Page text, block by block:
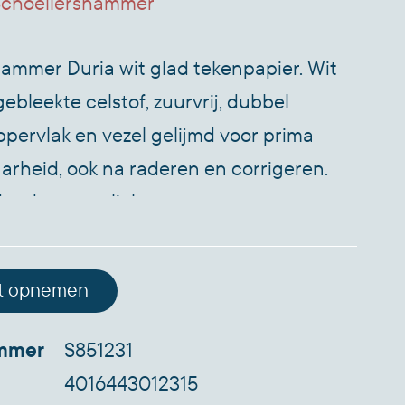
Duria wit glad tekenpapier. Wit
celstof, zuurvrij, dubbel
en vezel gelijmd voor prima
ook na raderen en corrigeren.
licht- en
geen vergeling te constateren,
recyclebaar. Vellen voorzien van
"Schoellershammer". Papierformaat
g/m. Pak 100 vel.
opnemen
S851231
4016443012315